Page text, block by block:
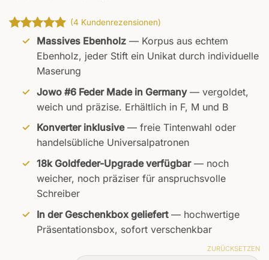
Bewertet
von
5, basierend
Kundenbewertungen
(4 Kundenrezensionen)
Massives Ebenholz— Korpus aus echtem
Ebenholz, jeder Stift ein Unikat durch individuelle
Maserung
Jowo #6 Feder Made in Germany— vergoldet,
weich und präzise. Erhältlich in F, M und B
Konverter inklusive— freie Tintenwahl oder
handelsübliche Universalpatronen
18k Goldfeder-Upgrade verfügbar— noch
weicher, noch präziser für anspruchsvolle
Schreiber
In der Geschenkbox geliefert— hochwertige
Präsentationsbox, sofort verschenkbar
ZURÜCKSETZEN